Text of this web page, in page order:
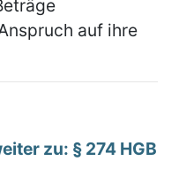
auf ihre
zu: § 274 HGB